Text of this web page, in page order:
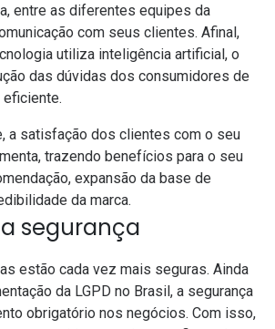
entre as diferentes equipes da
com seus clientes. Afinal,
utiliza inteligência artificial, o
das dúvidas dos consumidores de
a satisfação dos clientes com o seu
trazendo benefícios para o seu
expansão da base de
da marca.
segurança
estão cada vez mais seguras. Ainda
da LGPD no Brasil, a segurança
obrigatório nos negócios. Com isso,